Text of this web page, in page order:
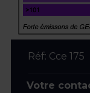
Réf: Cce 175
Votre